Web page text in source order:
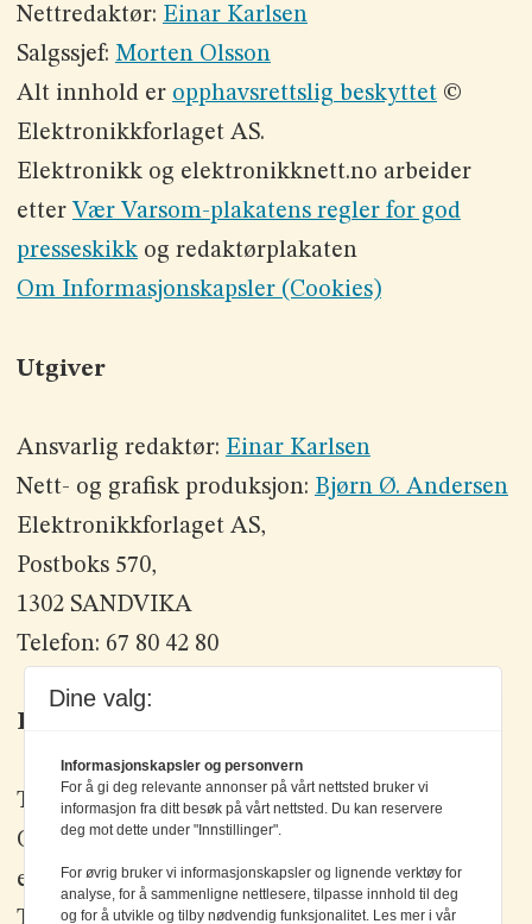
Nettredaktør: Einar Karlsen
Salgssjef: Morten Olsson
Alt innhold er opphavsrettslig beskyttet©
Elektronikkforlaget AS.
Elektronikk og elektronikknett.no arbeider
etter Vær Varsom-plakatens regler for god
presseskikkog redaktørplakaten
Om Informasjonskapsler (Cookies)
Utgiver
Ansvarlig redaktør: Einar Karlsen
Nett- og grafisk produksjon: Bjørn Ø. Andersen
Elektronikkforlaget AS,
Postboks 570,
1302 SANDVIKA
Telefon: 67 80 42 80
Kontakt oss
Tlf: +47 67 80 42 80
Olav Brunborgs vei 6, 1396 Billingstad
epost: elektronikk@elektronikkforlaget.no
Dine valg:
Informasjonskapsler og personvern
For å gi deg relevante annonser på vårt nettsted bruker vi
informasjon fra ditt besøk på vårt nettsted. Du kan reservere
deg mot dette under "Innstillinger".
For øvrig bruker vi informasjonskapsler og lignende verktøy for
analyse, for å sammenligne nettlesere, tilpasse innhold til deg
og for å utvikle og tilby nødvendig funksjonalitet. Les mer i vår